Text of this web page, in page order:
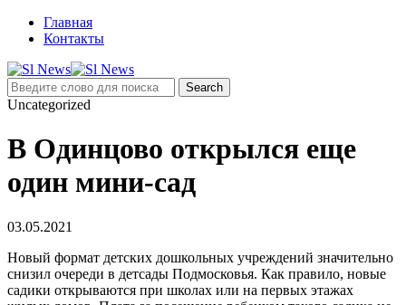
Главная
Контакты
Uncategorized
В Одинцово открылся еще
один мини-сад
03.05.2021
Новый формат детских дошкольных учреждений значительно
снизил очереди в детсады Подмосковья. Как правило, новые
садики открываются при школах или на первых этажах